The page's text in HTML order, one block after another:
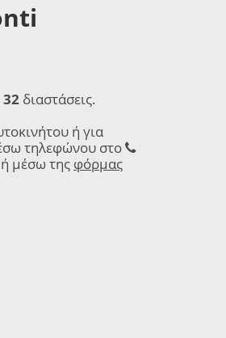
32 διαστάσεις.
ή για
τηλεφώνου στο
μέσω της φόρμας